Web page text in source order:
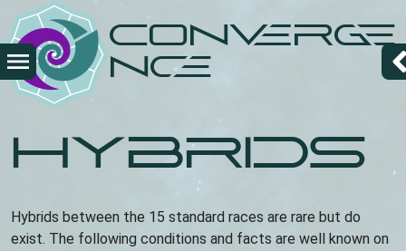
to
main
content
Converge
nce
Hybrids
Hybrids between the 15 standard races are rare but do
exist. The following conditions and facts are well known on